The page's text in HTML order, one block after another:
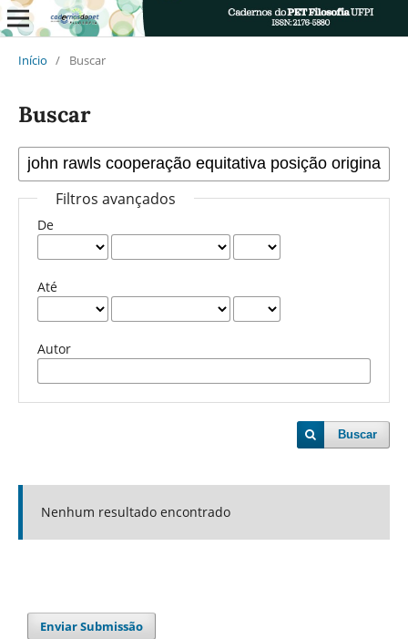
Início / Buscar
Buscar
Filtros avançados
De
Até
Autor
Buscar
Nenhum resultado encontrado
Enviar Submissão